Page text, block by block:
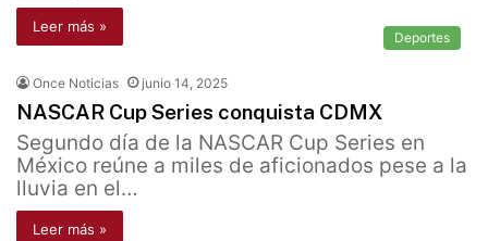
Leer más »
Deportes
Once Noticias junio 14, 2025
NASCAR Cup Series conquista CDMX
Segundo día de la NASCAR Cup Series en
México reúne a miles de aficionados pese a la
lluvia en el…
Leer más »